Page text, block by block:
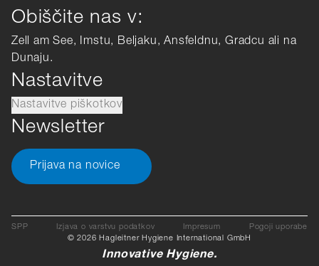
Obiščite nas v:
Zell am See, Imstu, Beljaku, Ansfeldnu, Gradcu ali na
Dunaju.
Nastavitve
Nastavitve piškotkov
Newsletter
Prijava na novice
SPP Izjava o varstvu podatkov Impresum
Pogoji uporabe
© 2026 Hagleitner Hygiene International GmbH
Innovative Hygiene.